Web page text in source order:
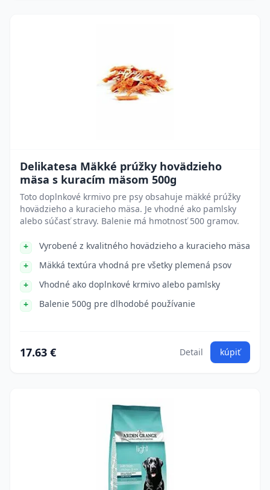
Delikatesa Mäkké prúžky hovädzieho
mäsa s kuracím mäsom 500g
Toto doplnkové krmivo pre psy obsahuje mäkké prúžky
hovädzieho a kuracieho mäsa. Je vhodné ako pamlsky
alebo súčasť stravy. Balenie má hmotnosť 500 gramov.
Vyrobené z kvalitného hovädzieho a kuracieho mäsa
Mäkká textúra vhodná pre všetky plemená psov
Vhodné ako doplnkové krmivo alebo pamlsky
Balenie 500g pre dlhodobé používanie
17.63 € Detail kúpiť